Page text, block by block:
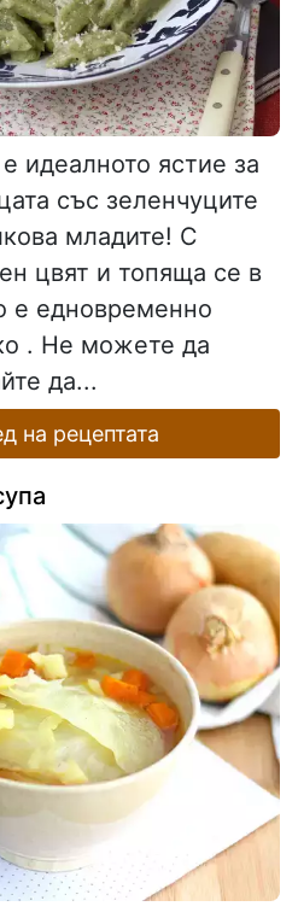
идеалното ястие за
със зеленчуците
младите! С
цвят и топяща се в
е едновременно
. Не можете да
да...
на рецептата